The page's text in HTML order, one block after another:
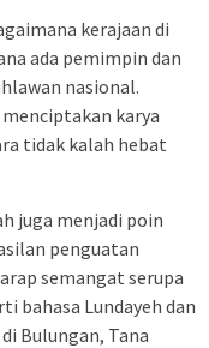
kerajaan di
ada pemimpin dan
nasional.
karya
tidak kalah hebat
juga menjadi poin
penguatan
semangat serupa
bahasa Lundayeh dan
Bulungan, Tana